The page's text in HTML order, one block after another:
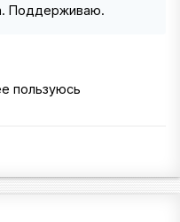
Поддерживаю.
пользуюсь